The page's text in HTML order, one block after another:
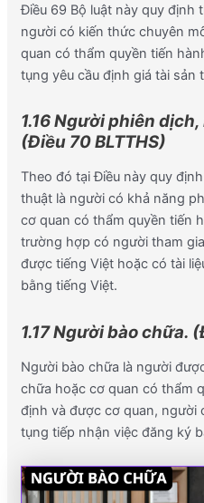
Điều 69 Bộ luật này quy định
người có kiến thức chuyên
quan có thẩm quyền tiến
tụng yêu cầu định giá tài sản
1.16 Người phiên
(Điều 70 BLTTHS)
Theo đó tại Điều này quy
thuật là người có khả năng
cơ quan có thẩm quyền tiến
trường hợp có người tham
được tiếng Việt hoặc có tài
bằng tiếng Việt.
1.17 Người bào chữa.
Người bào chữa là người
chữa hoặc cơ quan có thẩm
định và được cơ quan, người
tụng tiếp nhận việc đăng ký